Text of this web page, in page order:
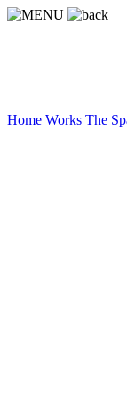
Home Works The